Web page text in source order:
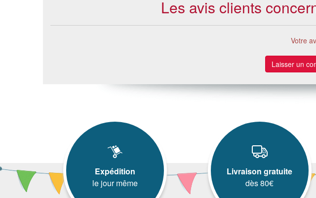
Les avis clients
Votre
Laisser un
Expédition
le jour même
Livraison gratuite
dès 80€